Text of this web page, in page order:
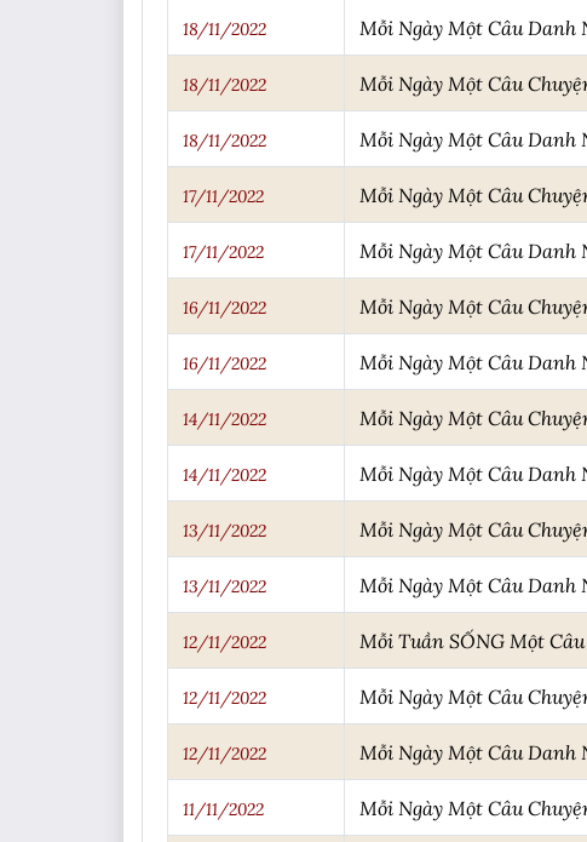
18/11/2022 Mỗi Ngày Một Câu Danh
18/11/2022 Mỗi Ngày Một Câu
18/11/2022 Mỗi Ngày Một Câu Danh
17/11/2022 Mỗi Ngày Một Câu
17/11/2022 Mỗi Ngày Một Câu Danh
16/11/2022 Mỗi Ngày Một Câu
16/11/2022 Mỗi Ngày Một Câu Danh
14/11/2022 Mỗi Ngày Một Câu
14/11/2022 Mỗi Ngày Một Câu Danh
13/11/2022 Mỗi Ngày Một Câu
13/11/2022 Mỗi Ngày Một Câu Danh
12/11/2022 Mỗi Tuần SỐNG Một
12/11/2022 Mỗi Ngày Một Câu
12/11/2022 Mỗi Ngày Một Câu Danh
11/11/2022 Mỗi Ngày Một Câu